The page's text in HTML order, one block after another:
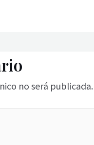
no será publicada.